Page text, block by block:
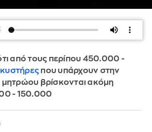
από τους περίπου 450.000 -
που υπάρχουν στην
βρίσκονται ακόμη
- 150.000